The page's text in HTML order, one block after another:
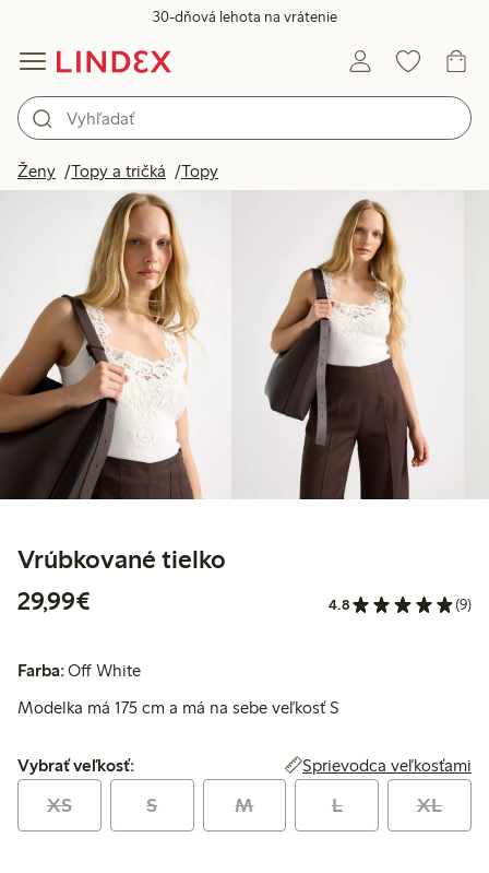
30-dňová lehota na vrátenie
Ženy Topy a tričká Topy
Vrúbkované tielko
29,99€
4.8 (9)
Farba:Off White
Modelka má 175 cm a má na sebe veľkosť S
Vybrať veľkosť:
Vybrať veľkosť: Sprievodca veľkosťami
XS S M L XL